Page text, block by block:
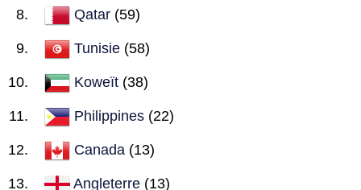
Qatar (59)
Tunisie (58)
Koweït (38)
Philippines (22)
Canada (13)
Angleterre (13)